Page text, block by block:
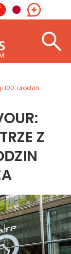
100. urodzin
Z